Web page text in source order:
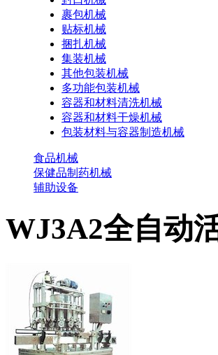
裹包机械
贴标机械
捆扎机械
集装机械
其他包装机械
多功能包装机械
容器和材料清洗机械
容器和材料干燥机械
包装材料与容器制造机械
食品机械
保健品制药机械
辅助设备
WJ3A2全自动